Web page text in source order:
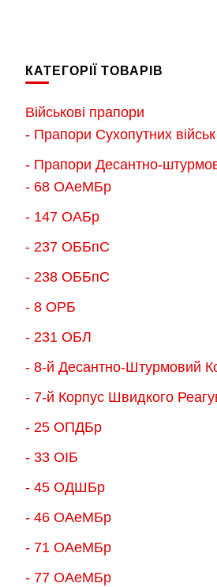
варіантів.
можна
вибрати
на
сторінці
товару
КАТЕГОРІЇ ТОВАРІВ
Військові прапори
- Прапори Сухопутних
- Прапори Десантно-
- 68 ОАеМБр
- 147 ОАБр
- 237 ОББпС
- 238 ОББпС
- 8 ОРБ
- 231 ОБЛ
- 8-й Десантно-Штурмовий
- 7-й Корпус Швидкого
- 25 ОПДБр
- 33 ОІБ
- 45 ОДШБр
- 46 ОАеМБр
- 71 ОАеМБр
- 77 ОАеМБр